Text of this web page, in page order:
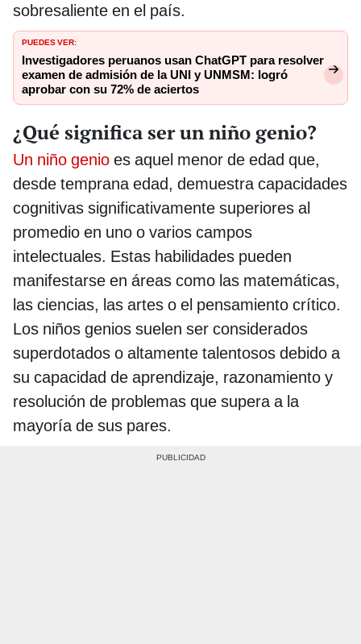
sobresaliente en el país.
PUEDES VER:
Investigadores peruanos usan ChatGPT para resolver
examen de admisión de la UNI y UNMSM: logró
aprobar con su 72% de aciertos
¿Qué significa ser un niño genio?
Un niño genio es aquel menor de edad que,
desde temprana edad, demuestra capacidades
cognitivas significativamente superiores al
promedio en uno o varios campos
intelectuales. Estas habilidades pueden
manifestarse en áreas como las matemáticas,
las ciencias, las artes o el pensamiento crítico.
Los niños genios suelen ser considerados
superdotados o altamente talentosos debido a
su capacidad de aprendizaje, razonamiento y
resolución de problemas que supera a la
mayoría de sus pares.